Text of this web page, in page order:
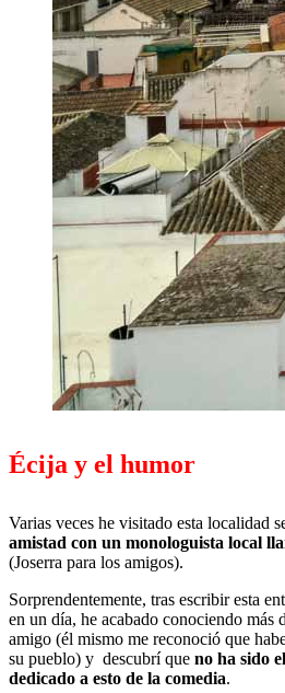
Écija y el humor
Varias veces he visitado esta localidad
amistad con un monologuista local
(Joserra para los amigos).
Sorprendentemente, tras escribir esta
en un día, he acabado conociendo más
amigo (él mismo me reconoció que
su pueblo) y descubrí que no ha sido
dedicado a esto de la comedia.